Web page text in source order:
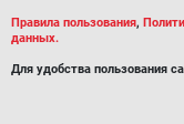
Правила пользования,
данных.
Для удобства пользования